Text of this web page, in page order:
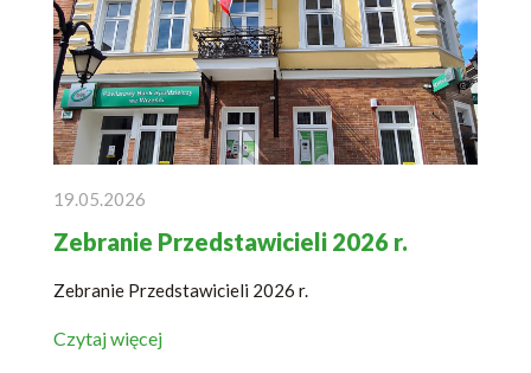
19.05.2026
Zebranie Przedstawicieli 2026 r.
Zebranie Przedstawicieli 2026 r.
Czytaj więcej